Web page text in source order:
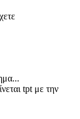
tpt με την